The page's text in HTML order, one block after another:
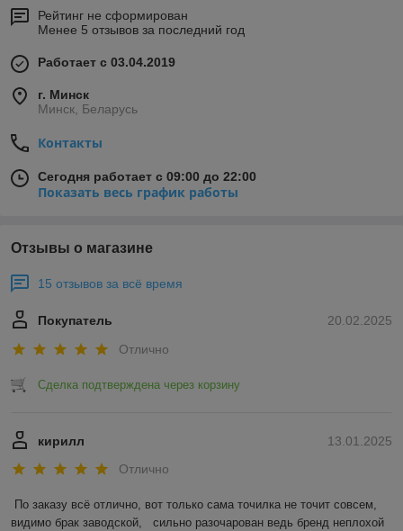
Рейтинг не сформирован
Менее 5 отзывов за последний год
Работает с 03.04.2019
г. Минск
Минск, Беларусь
Контакты
Сегодня работает с 09:00 до 22:00
Показать весь график работы
Отзывы о магазине
15 отзывов за всё время
20.02.2025
Покупатель
Отлично
Сделка подтверждена через корзину
13.01.2025
кирилл
Отлично
По заказу всё отлично, вот только сама точилка не точит совсем,
видимо брак заводской,   сильно разочарован ведь бренд неплохой